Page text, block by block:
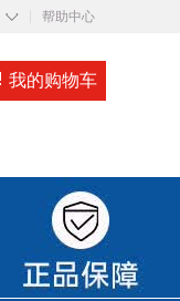
◇ 帮助中心
我的购物车